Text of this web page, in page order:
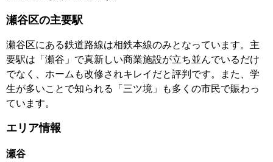
瀬谷区の主要駅
瀬谷区にある鉄道路線は相鉄本線のみとなっています。主
要駅は「瀬谷」で真新しい商業施設が立ち並んでいるだけ
でなく、ホームも改修されキレイだと評判です。また、学
生が多いことで知られる「三ツ境」も多くの市民で賑わっ
ています。
エリア情報
瀬谷